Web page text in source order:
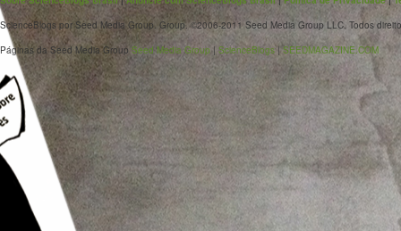
ScienceBlogs por Seed Media Group. Group. ©2006-2011 Seed Media Group LLC. Todos
Páginas da Seed Media GroupSeed Media Group| ScienceBlogs|SEEDMAGAZINE.COM